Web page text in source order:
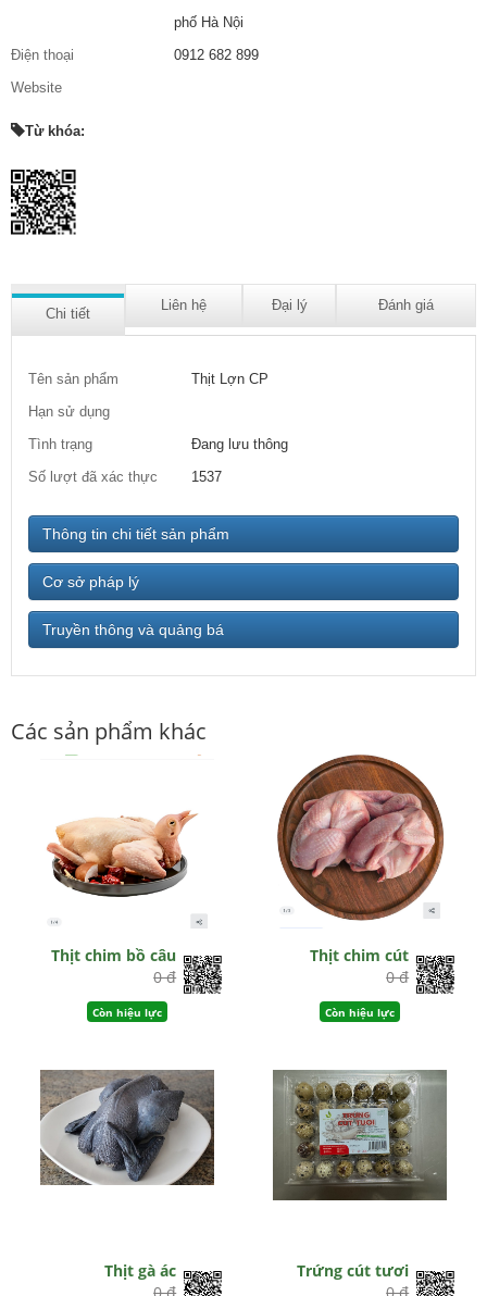
phố Hà Nội
Điện thoại
0912 682 899
Website
Từ khóa:
Chi tiết
Liên hệ Đại lý Đánh giá
Tên sản phẩm
Thịt Lợn CP
Hạn sử dụng
Tình trạng
Đang lưu thông
Số lượt đã xác thực
1537
Thông tin chi tiết sản phẩm
Cơ sở pháp lý
Truyền thông và quảng bá
Các sản phẩm khác
Thịt chim bồ câu
0 đ
Còn hiệu lực
Thịt chim cút
0 đ
Còn hiệu lực
Thịt gà ác
Trứng cút tươi